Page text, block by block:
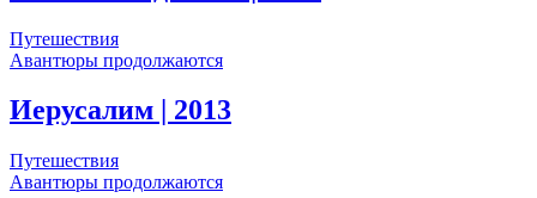
Путешествия
Авантюры продолжаются
Иерусалим | 2013
Путешествия
Авантюры продолжаются